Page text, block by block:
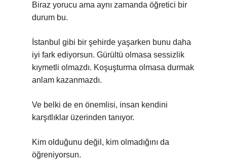
Biraz yorucu ama aynı zamanda öğretici bir
durum bu.
İstanbul gibi bir şehirde yaşarken bunu daha
iyi fark ediyorsun. Gürültü olmasa sessizlik
kıymetli olmazdı. Koşuşturma olmasa durmak
anlam kazanmazdı.
Ve belki de en önemlisi, insan kendini
karşıtlıklar üzerinden tanıyor.
Kim olduğunu değil, kim olmadığını da
öğreniyorsun.